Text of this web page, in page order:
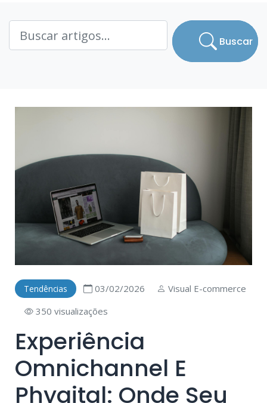
Buscar
Tendências 03/02/2026
Visual E-commerce
350 visualizações
Experiência
Omnichannel E
Phygital: Onde Seu